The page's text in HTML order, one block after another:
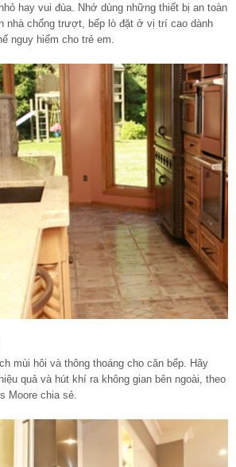
hay vui đùa. Nhớ dùng những thiết bị an toàn
nhà chống trượt, bếp lò đặt ở vị trí cao dành
nguy hiểm cho trẻ em.
mùi hôi và thông thoáng cho căn bếp. Hãy
quả và hút khí ra không gian bên ngoài, theo
Moore chia sẻ.